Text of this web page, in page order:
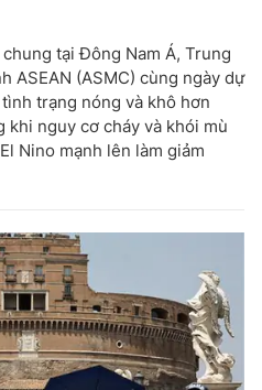
tại Đông Nam Á, Trung
ASEAN (ASMC) cùng ngày dự
trạng nóng và khô hơn
nguy cơ cháy và khói mù
Nino mạnh lên làm giảm